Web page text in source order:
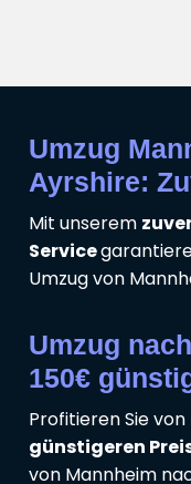
Umzug
Ayrshire:
Mit unserem
Service
Umzug von
Umzug
150€
Profitieren Sie von
günstigeren
von Mannheim